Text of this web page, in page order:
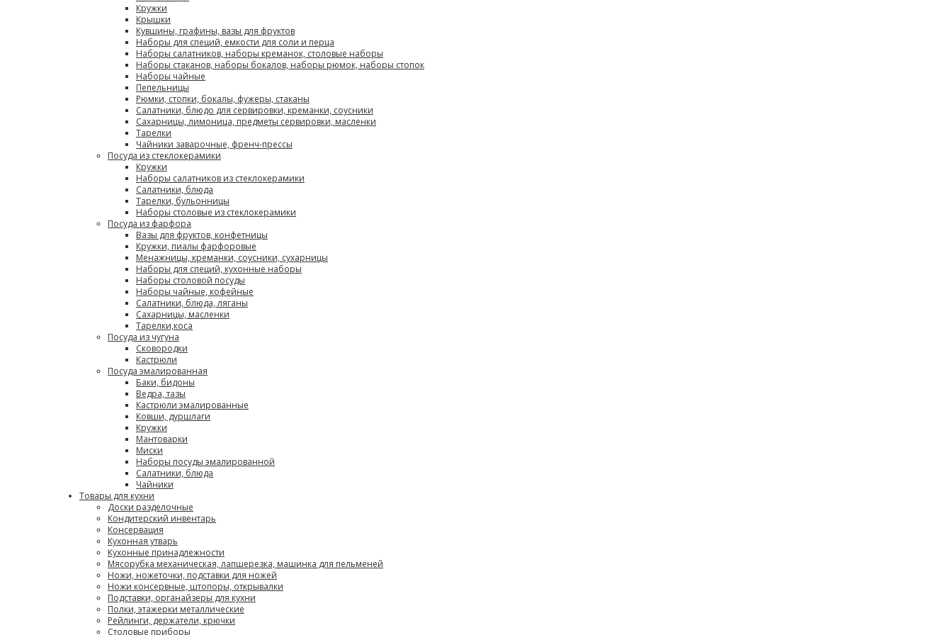
Кружки
Крышки
Кувшины, графины, вазы для фруктов
Наборы для специй, емкости для соли и перца
Наборы салатников, наборы креманок, столовые наборы
Наборы стаканов, наборы бокалов, наборы рюмок, наборы стопок
Наборы чайные
Пепельницы
Рюмки, стопки, бокалы, фужеры, стаканы
Салатники, блюдо для сервировки, креманки, соусники
Сахарницы, лимоница, предметы сервировки, масленки
Тарелки
Чайники заварочные, френч-прессы
Посуда из стеклокерамики
Кружки
Наборы салатников из стеклокерамики
Салатники, блюда
Тарелки, бульонницы
Наборы столовые из стеклокерамики
Посуда из фарфора
Вазы для фруктов, конфетницы
Кружки, пиалы фарфоровые
Менажницы, креманки, соусники, сухарницы
Наборы для специй, кухонные наборы
Наборы столовой посуды
Наборы чайные, кофейные
Салатники, блюда, ляганы
Сахарницы, масленки
Тарелки,коса
Посуда из чугуна
Сковородки
Кастрюли
Посуда эмалированная
Баки, бидоны
Ведра, тазы
Кастрюли эмалированные
Ковши, дуршлаги
Кружки
Мантоварки
Миски
Наборы посуды эмалированной
Салатники, блюда
Чайники
Товары для кухни
Доски разделочные
Кондитерский инвентарь
Консервация
Кухонная утварь
Кухонные принадлежности
Мясорубка механическая, лапшерезка, машинка для пельменей
Ножи, ножеточки, подставки для ножей
Ножи консервные, штопоры, открывалки
Подставки, органайзеры для кухни
Полки, этажерки металлические
Рейлинги, держатели, крючки
Столовые приборы